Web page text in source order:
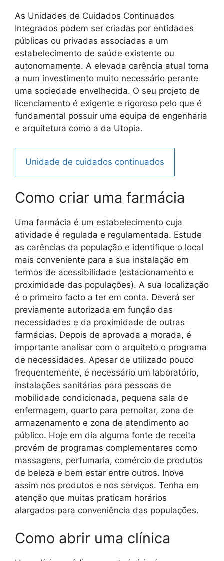
As Unidades de Cuidados Continuados
Integrados podem ser criadas por entidades
públicas ou privadas associadas a um
estabelecimento de saúde existente ou
autonomamente. A elevada carência atual torna
a num investimento muito necessário perante
uma sociedade envelhecida. O seu projeto de
licenciamento é exigente e rigoroso pelo que é
fundamental possuir uma equipa de engenharia
e arquitetura como a da Utopia.
Unidade de cuidados continuados
Como criar uma farmácia
Uma farmácia é um estabelecimento cuja
atividade é regulada e regulamentada. Estude
as carências da população e identifique o local
mais conveniente para a sua instalação em
termos de acessibilidade (estacionamento e
proximidade das populações). A sua localização
é o primeiro facto a ter em conta. Deverá ser
previamente autorizada em função das
necessidades e da proximidade de outras
farmácias. Depois de aprovada a morada, é
importante analisar com o arquiteto o programa
de necessidades. Apesar de utilizado pouco
frequentemente, é necessário um laboratório,
instalações sanitárias para pessoas de
mobilidade condicionada, pequena sala de
enfermagem, quarto para pernoitar, zona de
armazenamento e zona de atendimento ao
público. Hoje em dia alguma fonte de receita
provém de programas complementares como
massagens, perfumaria, comércio de produtos
de beleza e bem estar entre outros. Inove
assim nos produtos e nos serviços. Tenha em
atenção que muitas praticam horários
alargados para conveniência das populações.
Como abrir uma clínica